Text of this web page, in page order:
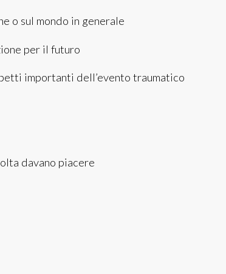
o sul mondo in generale
per il futuro
importanti dell’evento traumatico
davano piacere